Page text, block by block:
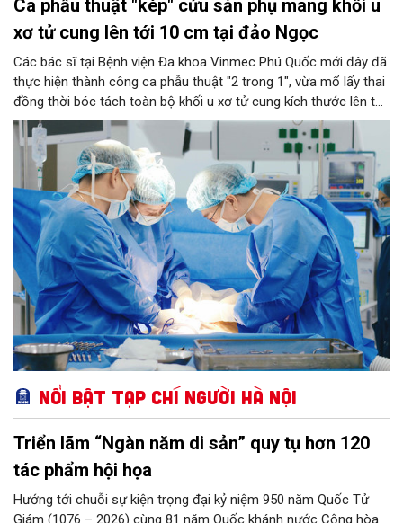
Ca phẫu thuật "kép" cứu sản phụ mang khối u
xơ tử cung lên tới 10 cm tại đảo Ngọc
Các bác sĩ tại Bệnh viện Đa khoa Vinmec Phú Quốc mới đây đã
thực hiện thành công ca phẫu thuật "2 trong 1", vừa mổ lấy thai
đồng thời bóc tách toàn bộ khối u xơ tử cung kích thước lên tới
10 cm cho một sản phụ. Thành công này tiếp tục khẳng định
năng lực làm chủ các kỹ thuật sản khoa chuyên sâu ngay tại
tuyến đảo, thay vì phải chuyển tuyến vào đất liền như trước đây.
Nổi bật Tạp chí Người Hà Nội
Triển lãm “Ngàn năm di sản” quy tụ hơn 120
tác phẩm hội họa
Hướng tới chuỗi sự kiện trọng đại kỷ niệm 950 năm Quốc Tử
Giám (1076 – 2026) cùng 81 năm Quốc khánh nước Cộng hòa